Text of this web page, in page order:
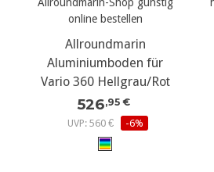
mehr Details...
Allroundmarin
Aluminiumboden für
Vario 360 Hellgrau/Rot
526,95 €
UVP: 560 €
-6%